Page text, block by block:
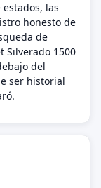
las
honesto de
de
Silverado 1500
del
ser historial